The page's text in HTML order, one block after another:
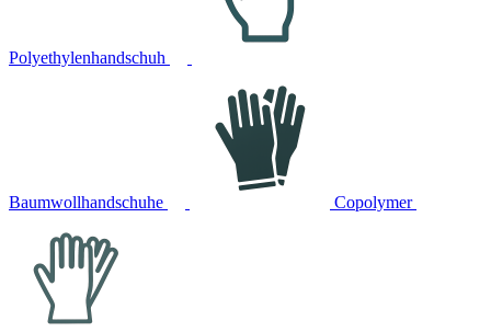
Polyethylenhandschuh
Baumwollhandschuhe Copolymer